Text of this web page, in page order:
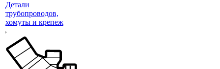
Детали
трубопроводов,
хомуты и крепеж